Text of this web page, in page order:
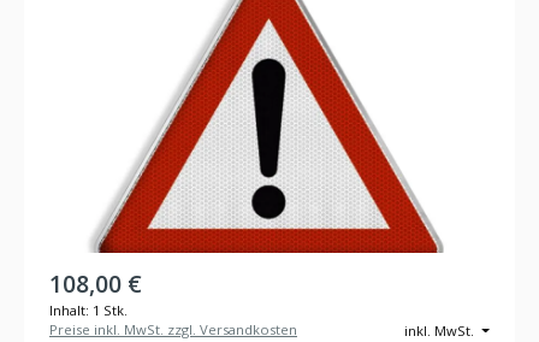
108,00 €
Inhalt: 1 Stk.
inkl. MwSt.
Preise inkl. MwSt. zzgl. Versandkosten